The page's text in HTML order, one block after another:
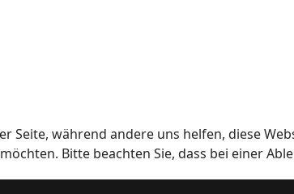
Seite, während andere uns helfen, diese
Bitte beachten Sie, dass bei einer